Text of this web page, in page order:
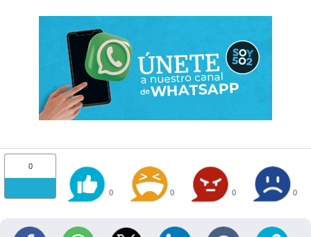
0
0 0 0 0